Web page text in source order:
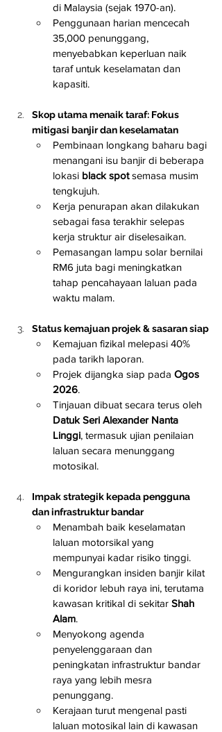
di Malaysia (sejak 1970-an).
Penggunaan harian mencecah
35,000 penunggang,
menyebabkan keperluan naik
taraf untuk keselamatan dan
kapasiti.
Skop utama menaik taraf: Fokus
mitigasi banjir dan keselamatan
Pembinaan longkang baharu bagi
menangani isu banjir di beberapa
lokasi black spot semasa musim
tengkujuh.
Kerja penurapan akan dilakukan
sebagai fasa terakhir selepas
kerja struktur air diselesaikan.
Pemasangan lampu solar bernilai
RM6 juta bagi meningkatkan
tahap pencahayaan laluan pada
waktu malam.
Status kemajuan projek & sasaran siap
Kemajuan fizikal melepasi 40%
pada tarikh laporan.
Projek dijangka siap pada Ogos
2026.
Tinjauan dibuat secara terus oleh
Datuk Seri Alexander Nanta
Linggi, termasuk ujian penilaian
laluan secara menunggang
motosikal.
Impak strategik kepada pengguna
dan infrastruktur bandar
Menambah baik keselamatan
laluan motorsikal yang
mempunyai kadar risiko tinggi.
Mengurangkan insiden banjir kilat
di koridor lebuh raya ini, terutama
kawasan kritikal di sekitar Shah
Alam.
Menyokong agenda
penyelenggaraan dan
peningkatan infrastruktur bandar
raya yang lebih mesra
penunggang.
Kerajaan turut mengenal pasti
laluan motosikal lain di kawasan